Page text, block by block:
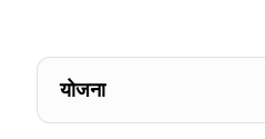
योजना